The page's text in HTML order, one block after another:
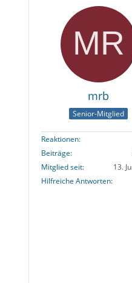
mrb
Senior-Mitglied
Reaktionen
Beiträge
Mitglied seit
13.
Hilfreiche Antworten